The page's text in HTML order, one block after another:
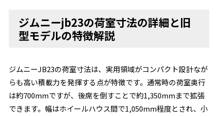
ジムニーjb23の荷室寸法の詳細と旧
型モデルの特徴解説
ジムニーJB23の荷室寸法は、実用領域がコンパクト設計なが
らも高い積載力を発揮する点が特徴です。通常時の荷室奥行
は約700mmですが、後席を倒すことで約1,350mmまで拡張
できます。幅はホイールハウス間で1,050mm程度とされ、小